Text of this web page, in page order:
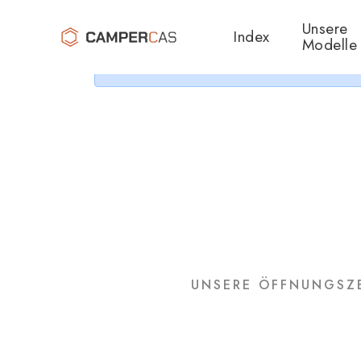
Index Unsere
Modelle
UNSERE